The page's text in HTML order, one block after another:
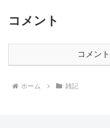
コメント
コメン
ホーム 雑記